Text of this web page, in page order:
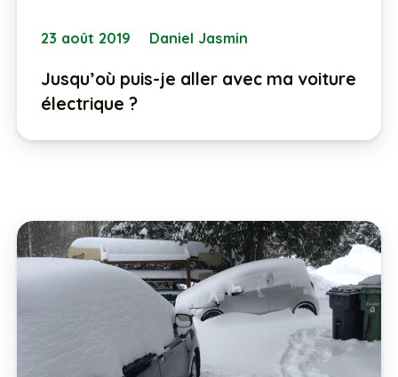
23 août 2019 Daniel Jasmin
Jusqu’où puis-je aller avec ma voiture
électrique ?